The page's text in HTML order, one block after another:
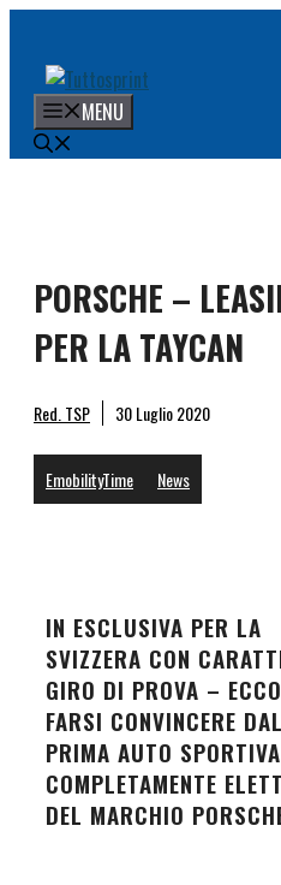
contenuto
MENU
PORSCHE –
PER LA TAYCAN
Red. TSP 30 Luglio 2020
EmobilityTime News
IN ESCLUSIVA PER LA
SVIZZERA CON
GIRO DI PROVA –
FARSI CONVINCERE
PRIMA AUTO SPORTIVA
COMPLETAMENTE
DEL MARCHIO